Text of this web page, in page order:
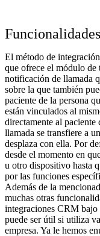
Funcionalidades
El método de
que ofrece el módulo
notificación de llamada
sobre la que también
paciente de la persona
están vinculados al
directamente al paciente
llamada se transfiere a
desplaza con ella. Por
desde el momento en
u otro dispositivo hasta
por las funciones
Además de la
muchas otras
integraciones CRM
puede ser útil si utiliza
empresa. Ya le hemos